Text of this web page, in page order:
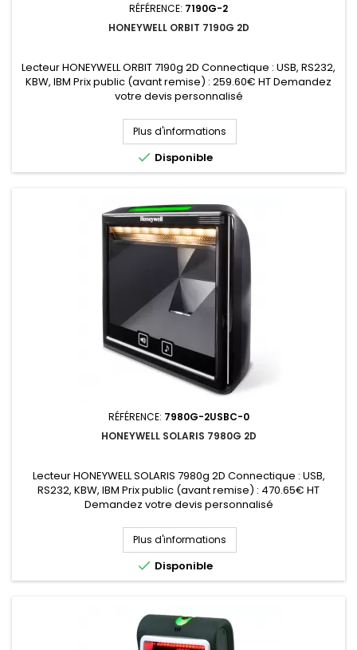
RÉFÉRENCE: 7190G-2
HONEYWELL ORBIT 7190G 2D
Lecteur HONEYWELL ORBIT 7190g 2D Connectique : USB, RS232,
KBW, IBM Prix public (avant remise) : 259.60€ HT Demandez
votre devis personnalisé
Plus d'informations
 Disponible
RÉFÉRENCE: 7980G-2USBC-0
HONEYWELL SOLARIS 7980G 2D
Lecteur HONEYWELL SOLARIS 7980g 2D Connectique : USB,
RS232, KBW, IBM Prix public (avant remise) : 470.65€ HT
Demandez votre devis personnalisé
Plus d'informations
 Disponible